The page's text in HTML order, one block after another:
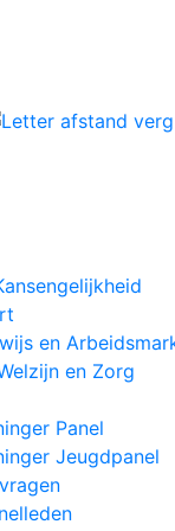
en
en Zorg
Panel
Jeugdpanel